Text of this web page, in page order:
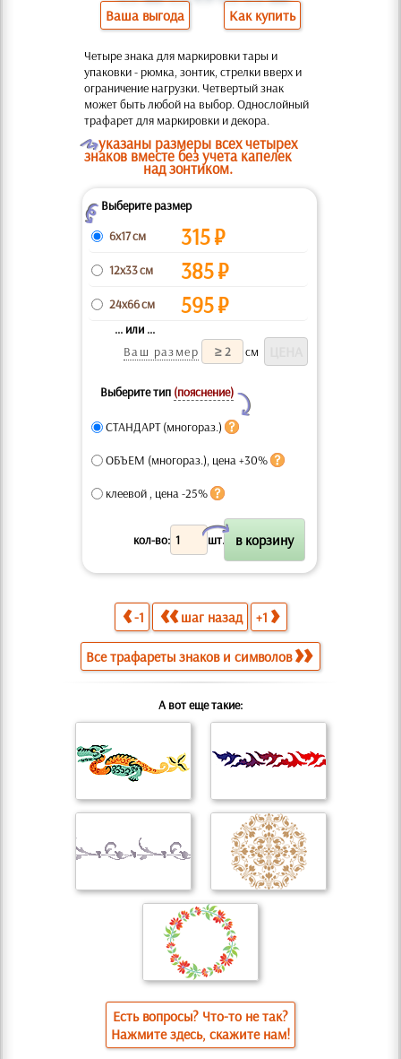
Ваша выгода Как купить
Четыре знака для маркировки тары и
упаковки - рюмка, зонтик, стрелки вверх и
ограничение нагрузки. Четвертый знак
может быть любой на выбор. Однослойный
трафарет для маркировки и декора.
Oуказаны размеры всех четырех
знаков вместе без учета капелек
над зонтиком.
ZВыберите размер
6x17 см
315₽
12x33 см 385₽
24x66 см 595₽
... или ...
Ваш размер
см
Выберите тип (пояснение)
Y
СТАНДАРТ (многораз.)
ОБЪЕМ (многораз.), цена +30%
клеевой , цена -25%
кол-во: шт.
X
-1 шаг назад +1
Все трафареты знаков и символов
А вот еще такие:
Есть вопросы? Что-то не так?
Нажмите здесь, скажите нам!